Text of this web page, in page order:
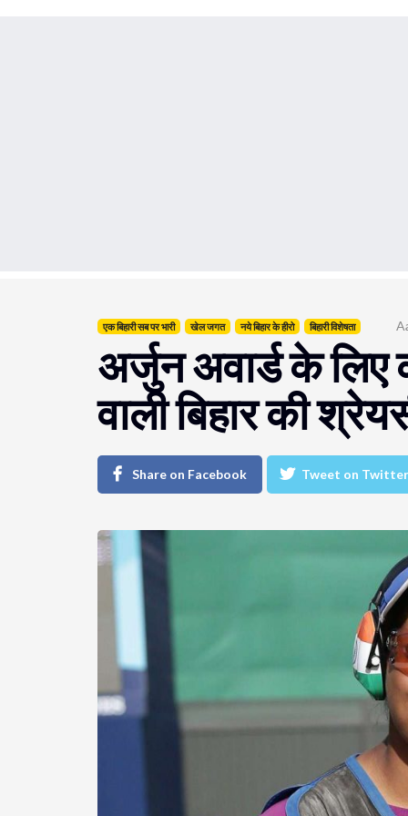
एक बिहारी सब पर भारी खेल जगत नये बिहार के हीरो बिहारी विशेषता
अर्जुन अवार्ड के
वाली बिहार की
Share on Facebook Tweet on Twitter